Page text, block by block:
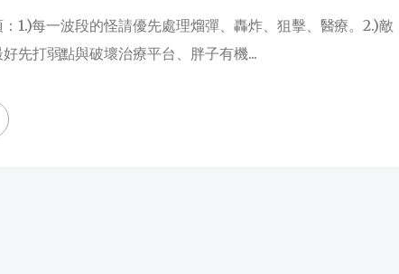
1.)每一波段的怪請優先處理熘彈、轟炸、狙擊、醫療。2.)敵
先打弱點與破壞治療平台、胖子有機...